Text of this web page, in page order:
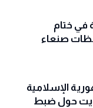
في ختام
صنعاء
الإسلامية
حول ضبط